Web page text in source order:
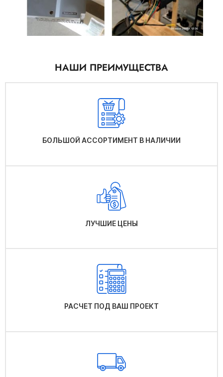
НАШИ ПРЕИМУЩЕСТВА
БОЛЬШОЙ АССОРТИМЕНТ В НАЛИЧИИ
ЛУЧШИЕ ЦЕНЫ
РАСЧЕТ ПОД ВАШ ПРОЕКТ